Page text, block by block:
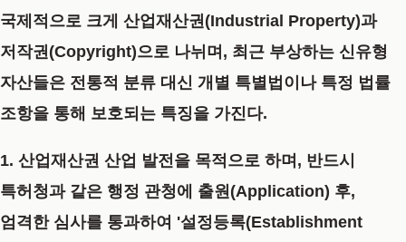
국제적으로 크게 산업재산권(Industrial Property)과
저작권(Copyright)으로 나뉘며, 최근 부상하는 신유형
자산들은 전통적 분류 대신 개별 특별법이나 특정 법률
조항을 통해 보호되는 특징을 가진다.
1. 산업재산권 산업 발전을 목적으로 하며, 반드시
특허청과 같은 행정 관청에 출원(Application) 후,
엄격한 심사를 통과하여 '설정등록(Establishment